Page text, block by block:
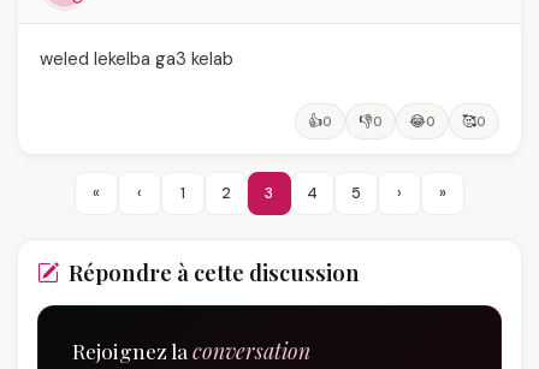
weled lekelba ga3 kelab
👍0 👎0 😂0 🥰0
« ‹ 1 2 3 4 5 › »
Répondre à cette discussion
Rejoignez la conversation